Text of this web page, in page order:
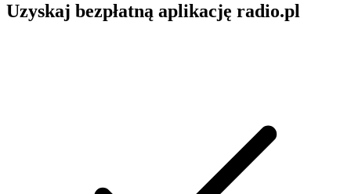
Uzyskaj bezpłatną aplikację radio.pl